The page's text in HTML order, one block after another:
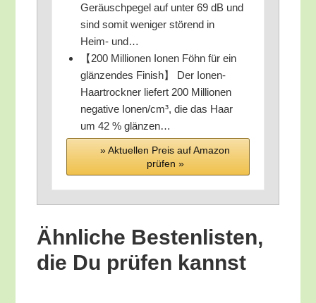
Geräusch­pe­gel auf unter 69 dB und
sind somit weni­ger stö­rend in
Heim- und…
【200 Mil­lio­nen Ionen Föhn für ein
glän­zen­des Finish】 Der Ionen-
Haar­trock­ner lie­fert 200 Mil­lio­nen
nega­ti­ve Ionen/​cm³, die das Haar
um 42 % glänzen…
» Aktu­el­len Preis auf Ama­zon
prü­fen »
Ähn­li­che Bes­ten­lis­ten,
die Du prü­fen kannst